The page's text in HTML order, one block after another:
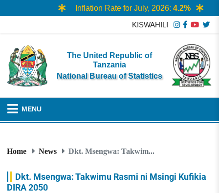
Inflation Rate for July, 2026:4.2%
KISWAHILI
The United Republic of
Tanzania
National Bureau of Statistics
MENU
Home News Dkt. Msengwa: Takwim...
Dkt. Msengwa: Takwimu Rasmi ni Msingi Kufikia
DIRA 2050